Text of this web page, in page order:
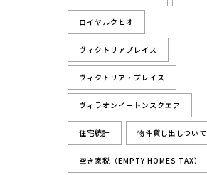
ロイヤルクヒオ
ヴィクトリアプレイス
ヴィクトリア・プレイス
ヴィラオンイートンスクエア
住宅統計 物件貸し出しついて
空き家税（EMPTY HOMES TAX）